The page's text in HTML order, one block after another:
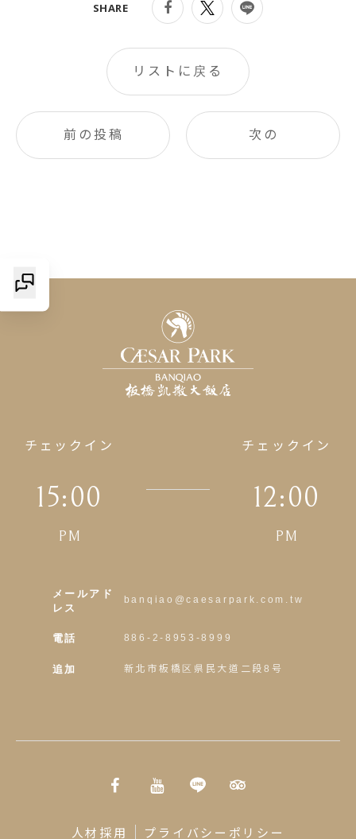
SHARE
リストに戻る
前の投稿 次の
チェックイン
15:00
PM
チェックイン
12:00
PM
メールアド
レス
banqiao@caesarpark.com.tw
電話 886-2-8953-8999
追加 新北市板橋区県民大道二段8号
人材採用 プライバシーポリシー